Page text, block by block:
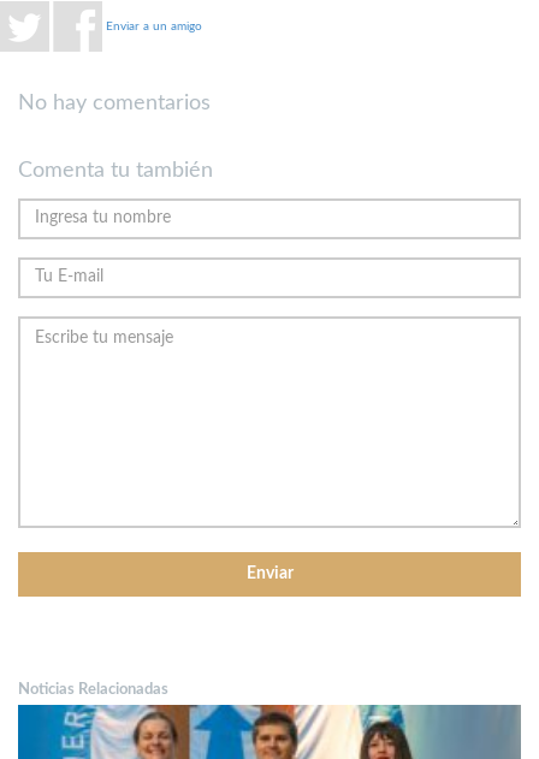
Enviar a un amigo
No hay comentarios
Comenta tu también
Noticias Relacionadas